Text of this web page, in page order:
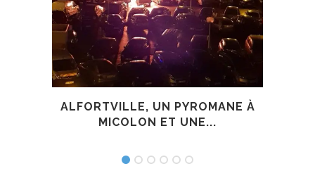
ALFORTVILLE, UN PYROMANE À
MICOLON ET UNE...